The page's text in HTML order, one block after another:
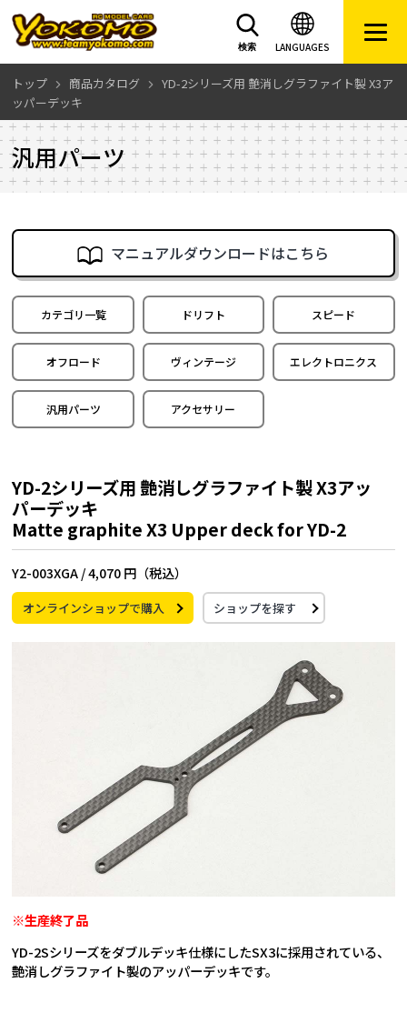
LANGUAGES
検索
トップ 商品カタログ
YD-2シリーズ用 艶消しグラファイト製 X3ア
ッパーデッキ
汎用パーツ
マニュアルダウンロードはこちら
カテゴリ一覧 ドリフト スピード
オフロード ヴィンテージ エレクトロニクス
汎用パーツ アクセサリー
YD-2シリーズ用 艶消しグラファイト製 X3アッ
パーデッキ
Matte graphite X3 Upper deck for YD-2
Y2-003XGA /4,070 円（税込）
オンラインショップで購入 ショップを探す
※生産終了品
YD-2Sシリーズをダブルデッキ仕様にしたSX3に採用されている、
艶消しグラファイト製のアッパーデッキです。